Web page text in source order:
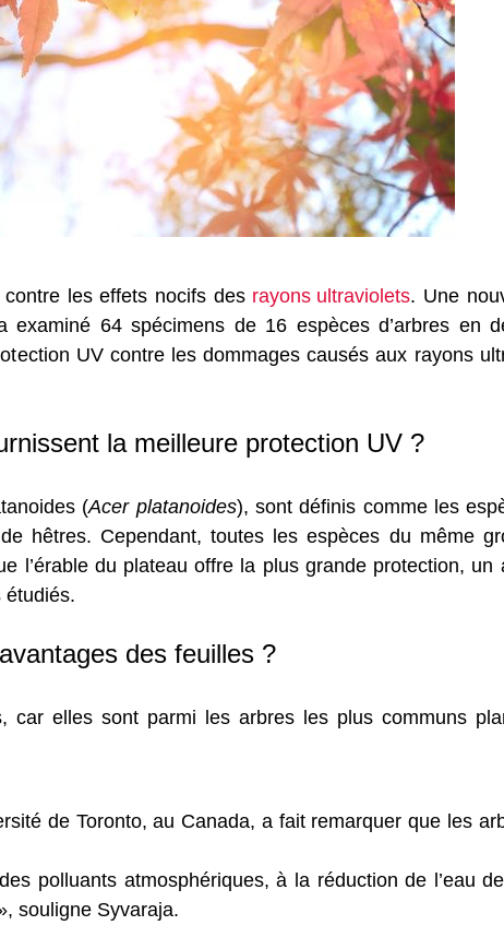
les effets nocifs des rayons ultraviolets. Une
64 spécimens de 16 espèces d’arbres en
UV contre les dommages causés aux rayons
la meilleure protection UV ?
(Acer platanoides), sont définis comme les
hêtres. Cependant, toutes les espèces du même
l’érable du plateau offre la plus grande protection, un
étudiés.
des feuilles ?
car elles sont parmi les arbres les plus communs
de Toronto, au Canada, a fait remarquer que les
polluants atmosphériques, à la réduction de l’eau
souligne Syvaraja.